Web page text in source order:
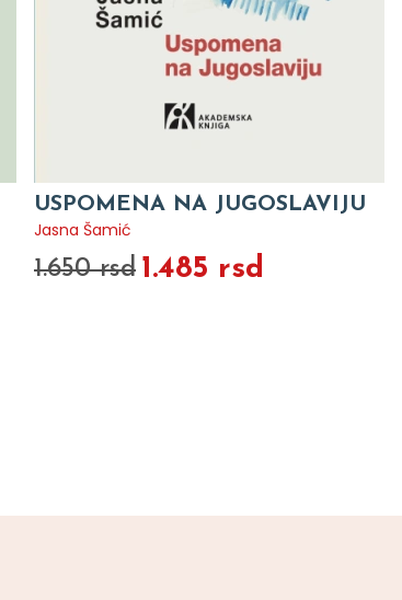
USPOMENA NA JUGOSLAVIJU
Jasna Šamić
1.650 rsd 1.485 rsd